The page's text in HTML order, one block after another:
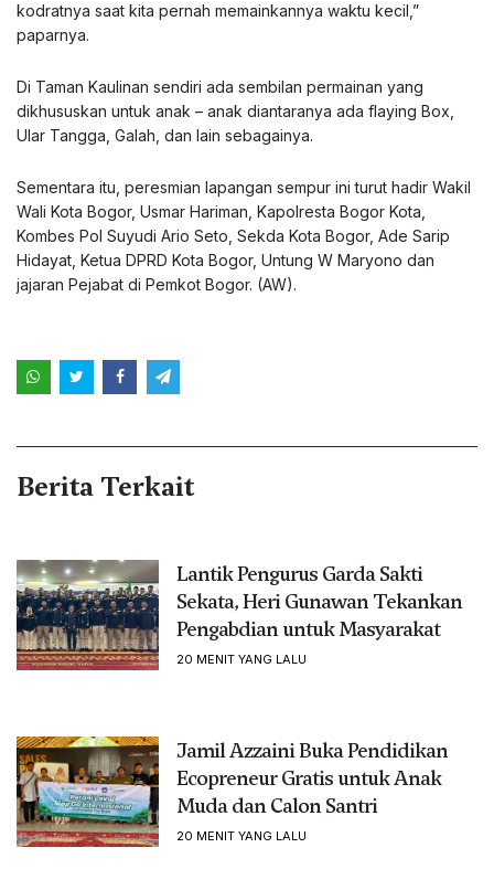
kodratnya saat kita pernah memainkannya waktu kecil,”
paparnya.
Di Taman Kaulinan sendiri ada sembilan permainan yang
dikhususkan untuk anak – anak diantaranya ada flaying Box,
Ular Tangga, Galah, dan lain sebagainya.
Sementara itu, peresmian lapangan sempur ini turut hadir Wakil
Wali Kota Bogor, Usmar Hariman, Kapolresta Bogor Kota,
Kombes Pol Suyudi Ario Seto, Sekda Kota Bogor, Ade Sarip
Hidayat, Ketua DPRD Kota Bogor, Untung W Maryono dan
jajaran Pejabat di Pemkot Bogor. (AW).
Berita Terkait
Lantik Pengurus Garda Sakti
Sekata, Heri Gunawan Tekankan
Pengabdian untuk Masyarakat
20 MENIT YANG LALU
Jamil Azzaini Buka Pendidikan
Ecopreneur Gratis untuk Anak
Muda dan Calon Santri
20 MENIT YANG LALU